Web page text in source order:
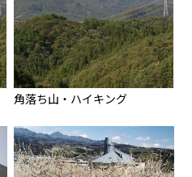
角落ち山・ハイキング